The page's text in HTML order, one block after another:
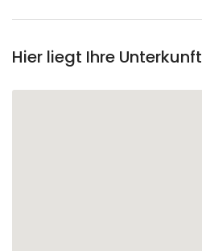
Hier liegt Ihre Unterkunft